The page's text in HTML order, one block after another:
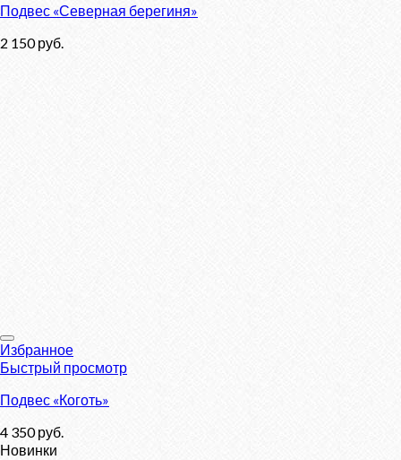
Подвес «Северная берегиня»
2 150руб.
Избранное
Быстрый просмотр
Подвес «Коготь»
4 350руб.
Новинки